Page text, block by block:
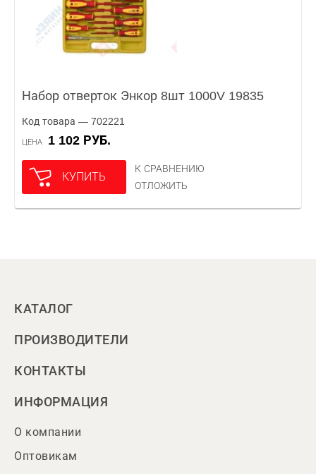
Набор отверток Энкор 8шт 1000V 19835
Код товара — 702221
ЦЕНА 1 102 РУБ.
КУПИТЬ
К СРАВНЕНИЮ
ОТЛОЖИТЬ
КАТАЛОГ
ПРОИЗВОДИТЕЛИ
КОНТАКТЫ
ИНФОРМАЦИЯ
О компании
Оптовикам